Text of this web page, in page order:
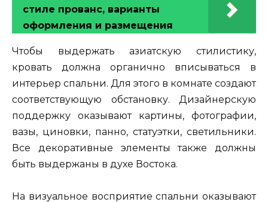
стиле прованс, варианты
оформления и размещения
Чтобы выдержать азиатскую стилистику,
кровать должна органично вписываться в
интерьер спальни. Для этого в комнате создают
соответствующую обстановку. Дизайнерскую
поддержку оказывают картины, фотографии,
вазы, циновки, панно, статуэтки, светильники.
Все декоративные элементы также должны
быть выдержаны в духе Востока.
На визуальное восприятие спальни оказывают